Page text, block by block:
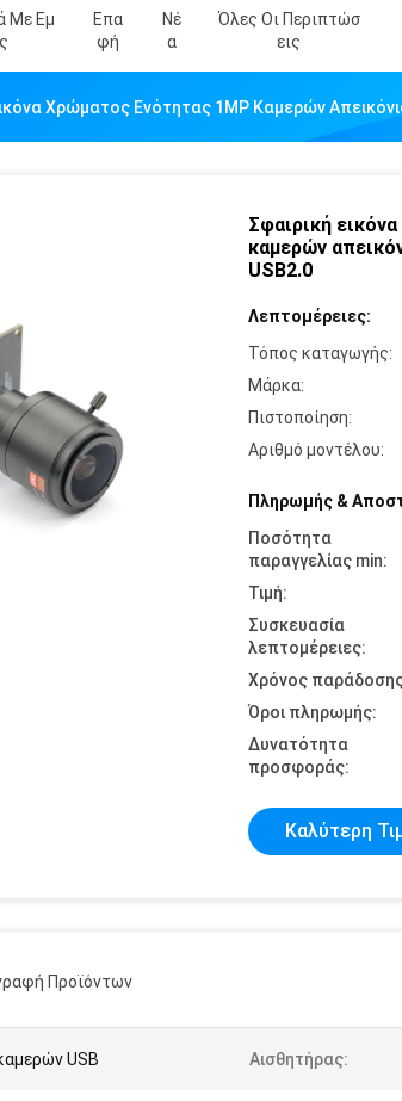
Με Εμ
Επα
Φή
Νέ
Α
Όλες Οι Περιπτώσ
Εις
Χρώματος Ενότητας 1MP Καμερών
Σφαιρική
καμερών
USB2.0
Λεπτομέρειες:
Τόπος καταγωγής:
Μάρκα:
Πιστοποίηση:
Αριθμό μοντέλου:
Πληρωμής &
Ποσότητα
παραγγελίας min:
Τιμή:
Συσκευασία
λεπτομέρειες:
Χρόνος
Όροι πληρωμής:
Δυνατότητα
προσφοράς:
Καλύτερη
Προϊόντων
USB Αισθητήρας: